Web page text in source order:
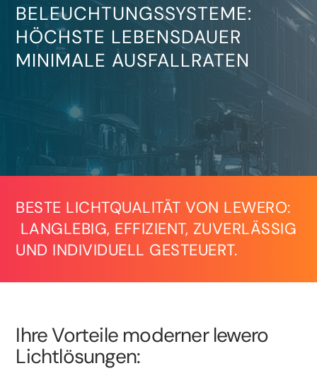
BELEUCHTUNGSSYSTEME:
HÖCHSTE LEBENSDAUER
MINIMALE AUSFALLRATEN
BESTE LICHTQUALITÄT VON LEWERO:
LANGLEBIG, EFFIZIENT, ZUVERLÄSSIG
UND INDIVIDUELL GESTEUERT.
Ihre Vorteile moderner lewero
Lichtlösungen: